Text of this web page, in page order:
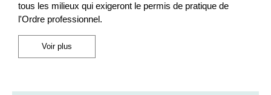
tous les milieux qui exigeront le permis de pratique de
l'Ordre professionnel.
Voir plus